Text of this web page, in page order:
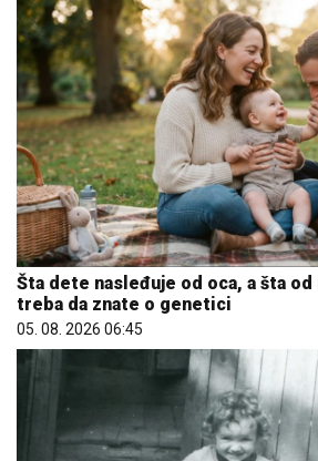
Šta dete nasleđuje od oca, a šta od
treba da znate o genetici
05. 08. 2026 06:45